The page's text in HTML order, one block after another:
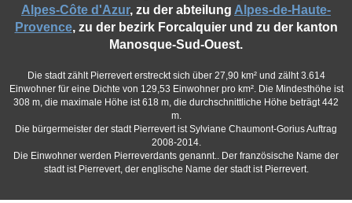
Alpes-Côte d'Azur, zu der abteilung Alpes-de-Haute-
Provence, zu der bezirk Forcalquier und zu der kanton
Manosque-Sud-Ouest.
Die stadt zählt Pierrevert erstreckt sich über 27,90 km² und zälht 3.614
Einwohner für eine Dichte von 129,53 Einwohner pro km². Die Mindesthöhe ist
308 m, die maximale Höhe ist 618 m, die durchschnittliche Höhe beträgt 442
m.
Die bürgermeister der stadt Pierrevert ist Sylviane Chaumont-Gorius Auftrag
2008-2014.
Die Einwohner werden Pierreverdants genannt.. Der französische Name der
stadt ist Pierrevert, der englische Name der stadt ist Pierrevert.